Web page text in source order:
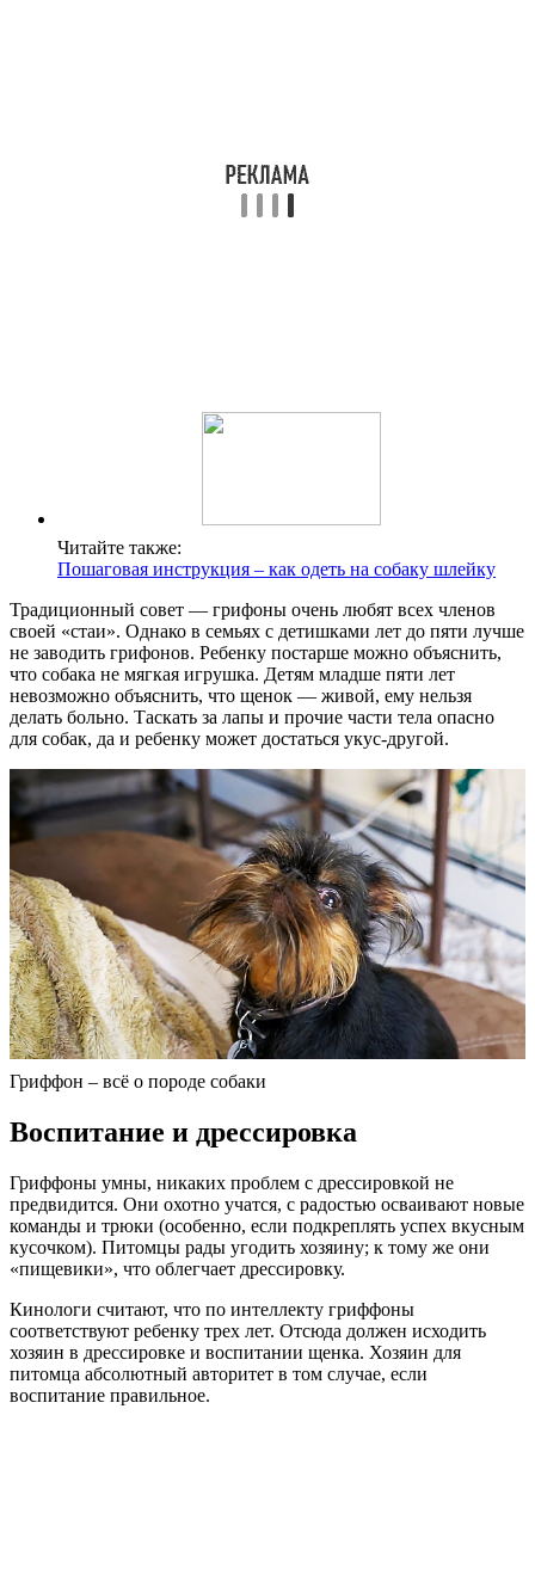
Читайте также:
Пошаговая инструкция – как одеть на собаку шлейку
Традиционный совет — грифоны очень любят всех членов
своей «стаи». Однако в семьях с детишками лет до пяти лучше
не заводить грифонов. Ребенку постарше можно объяснить,
что собака не мягкая игрушка. Детям младше пяти лет
невозможно объяснить, что щенок — живой, ему нельзя
делать больно. Таскать за лапы и прочие части тела опасно
для собак, да и ребенку может достаться укус-другой.
Гриффон – всё о породе собаки
Воспитание и дрессировка
Гриффоны умны, никаких проблем с дрессировкой не
предвидится. Они охотно учатся, с радостью осваивают новые
команды и трюки (особенно, если подкреплять успех вкусным
кусочком). Питомцы рады угодить хозяину; к тому же они
«пищевики», что облегчает дрессировку.
Кинологи считают, что по интеллекту гриффоны
соответствуют ребенку трех лет. Отсюда должен исходить
хозяин в дрессировке и воспитании щенка. Хозяин для
питомца абсолютный авторитет в том случае, если
воспитание правильное.